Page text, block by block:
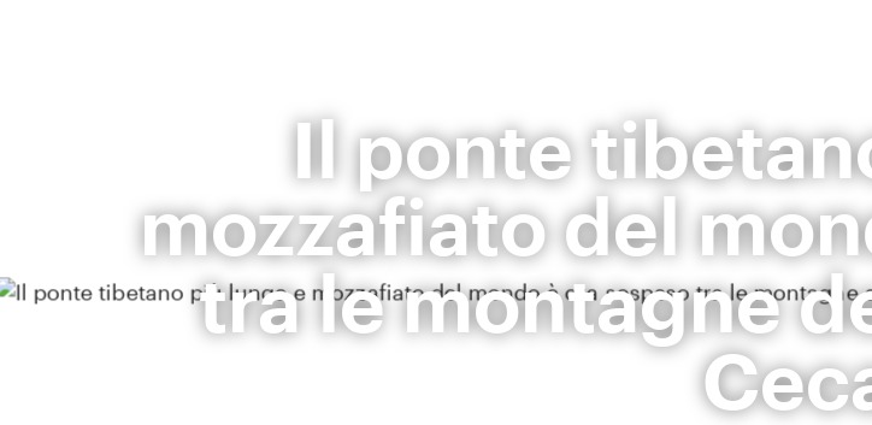
Il ponte
mozzafiato del
tra le montagne